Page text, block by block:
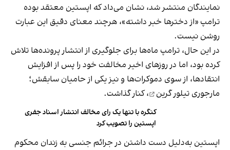
نمایندگان منتشر شد، نشان می‌داد که اپستین معتقد بوده
ترامپ «از دخترها خبر داشته»، هرچند معنای دقیق این عبارت
روشن نیست.
در این حال، ترامپ ماه‌ها برای جلوگیری از انتشار پرونده‌ها تلاش
کرده بود، اما در روزهای اخیر مخالفت خود را پس از افزایش
انتقادها، از سوی دموکرات‌ها و نیز یکی از حامیان سابقش؛
مارجوری تیلور گرین
، کنار گذاشت.
کنگره با تنها یک رای مخالف انتشار اسناد جفری
اپستین را تصویب کرد
اپستین به‌دلیل دست داشتن در جرائم جنسی به زندان محکوم